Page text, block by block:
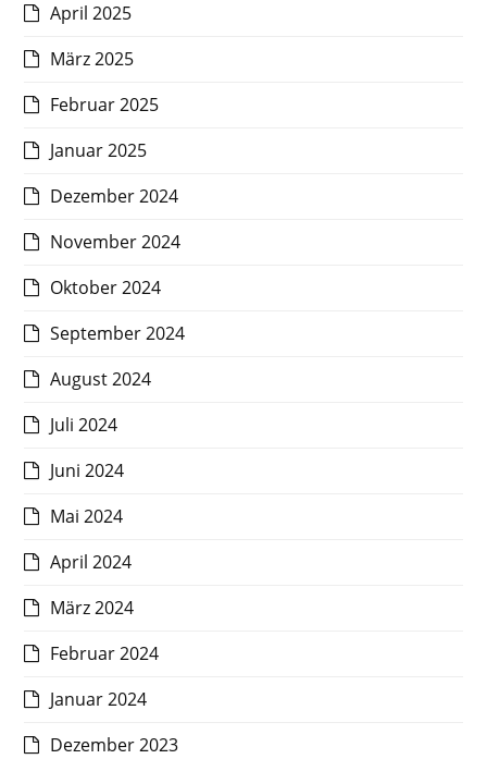
April 2025
März 2025
Februar 2025
Januar 2025
Dezember 2024
November 2024
Oktober 2024
September 2024
August 2024
Juli 2024
Juni 2024
Mai 2024
April 2024
März 2024
Februar 2024
Januar 2024
Dezember 2023